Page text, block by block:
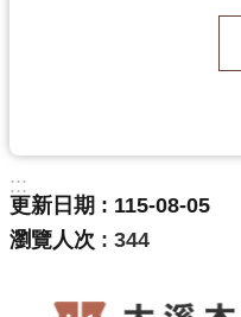
品
回
首
:::
更新日期
115-08-05
瀏覽人次
344